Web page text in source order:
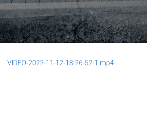
VIDEO-2022-11-12-18-26-52-1.mp4